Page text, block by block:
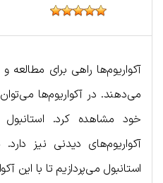
آکواریوم‌ها راهی برای مطالعه
می‌دهند. در آکواریوم‌ها
خود مشاهده کرد.
آکواریوم‌های دیدنی نیز
استانبول می‌پردازیم تا با این